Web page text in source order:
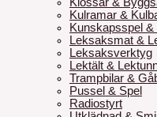
Kulramar &
Kunskapsspel &
Leksaksmat &
Leksaksverktyg
Lektält &
Trampbilar &
Pussel & Spel
Radiostyrt